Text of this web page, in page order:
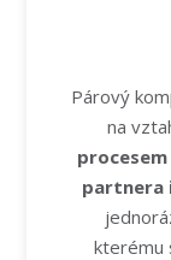
Párový
na
partnera
kterému